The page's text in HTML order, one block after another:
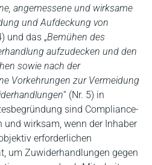
angemessene und wirksame
und Aufdeckung von
und das „Bemühen des
aufzudecken und den
sowie nach der
Vorkehrungen zur Vermeidung
“ (Nr. 5) in
sind Compliance-
wirksam, wenn der Inhaber
erforderlichen
um Zuwiderhandlungen gegen